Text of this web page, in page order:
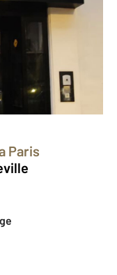
Paris